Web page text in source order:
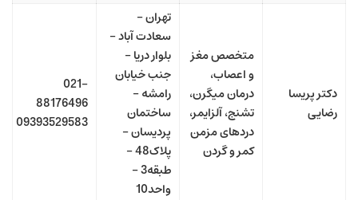
دکتر پریسا
رضایی
متخصص مغز
و اعصاب،
درمان میگرن،
تشنج، آلزایمر،
دردهای مزمن
کمر و گردن
تهران –
سعادت آباد –
بلوار دریا –
جنب خیابان
رامشه –
ساختمان
پردیسان –
پلاک48 –
طبقه3 –
واحد10
021-
88176496
09393529583